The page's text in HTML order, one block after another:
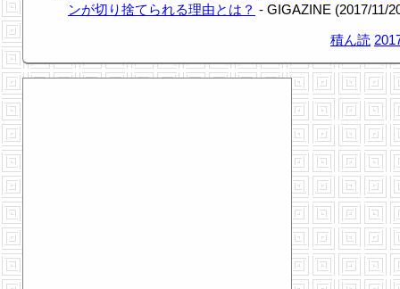
ンが切り捨てられる理由とは？ - GIGAZINE (2017/11/
積ん読